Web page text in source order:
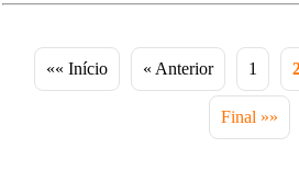
«« Início « Anterior 1
Final »»